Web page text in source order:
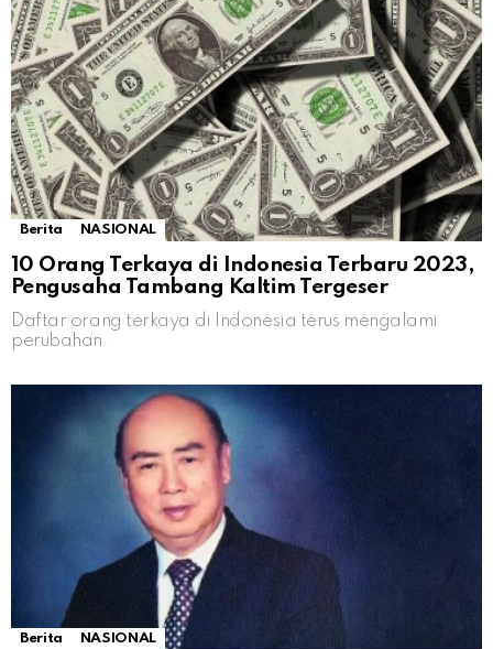
Berita NASIONAL
10 Orang Terkaya di Indonesia Terbaru 2023,
Pengusaha Tambang Kaltim Tergeser
Daftar orang terkaya di Indonesia terus mengalami
perubahan.
Berita NASIONAL